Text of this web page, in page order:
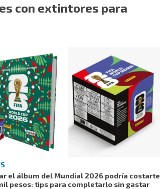
con extintores para
el álbum del Mundial 2026 podría costarte
pesos: tips para completarlo sin gastar